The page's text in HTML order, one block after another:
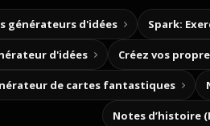
générateurs d'idées Spark:
d'idées
de cartes fantastiques